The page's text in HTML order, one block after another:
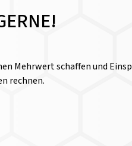
Mehrwert schaffen und
rechnen.